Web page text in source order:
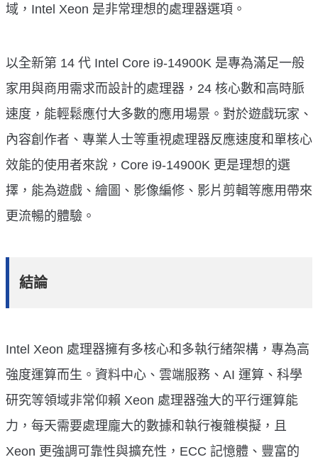
域，Intel Xeon 是非常理想的處理器選項。
以全新第 14 代 Intel Core i9-14900K 是專為滿足一般
家用與商用需求而設計的處理器，24 核心數和高時脈
速度，能輕鬆應付大多數的應用場景。對於遊戲玩家、
內容創作者、專業人士等重視處理器反應速度和單核心
效能的使用者來說，Core i9-14900K 更是理想的選
擇，能為遊戲、繪圖、影像編修、影片剪輯等應用帶來
更流暢的體驗。
結論
Intel Xeon 處理器擁有多核心和多執行緒架構，專為高
強度運算而生。資料中心、雲端服務、AI 運算、科學
研究等領域非常仰賴 Xeon 處理器強大的平行運算能
力，每天需要處理龐大的數據和執行複雜模擬，且
Xeon 更強調可靠性與擴充性，ECC 記憶體、豐富的